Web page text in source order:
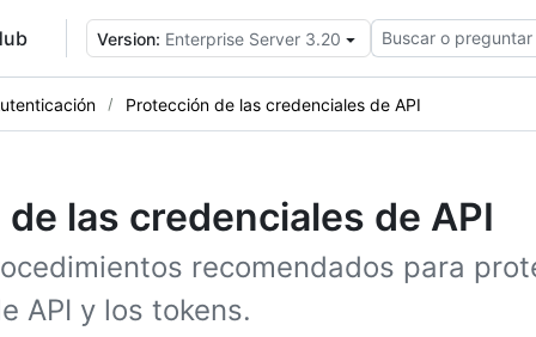
Version: Enterprise Server 3.20 Buscar o preguntar
Protección de las credenciales de API
las credenciales de API
recomendados para
API y los tokens.